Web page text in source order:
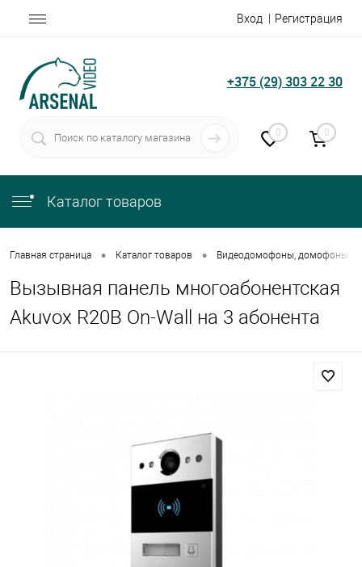
Вход Регистрация
+375 (29) 303 22 30
0 0
Каталог товаров
Главная страница • Каталог товаров • Видеодомофоны, домофоны
Вызывная панель многоабонентская
Akuvox R20B On-Wall на 3 абонента